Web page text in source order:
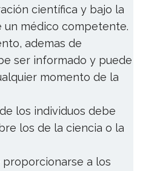
científica y bajo la
un médico competente.
ademas de
ser informado y puede
momento de la
los individuos debe
los de la ciencia o la
a los